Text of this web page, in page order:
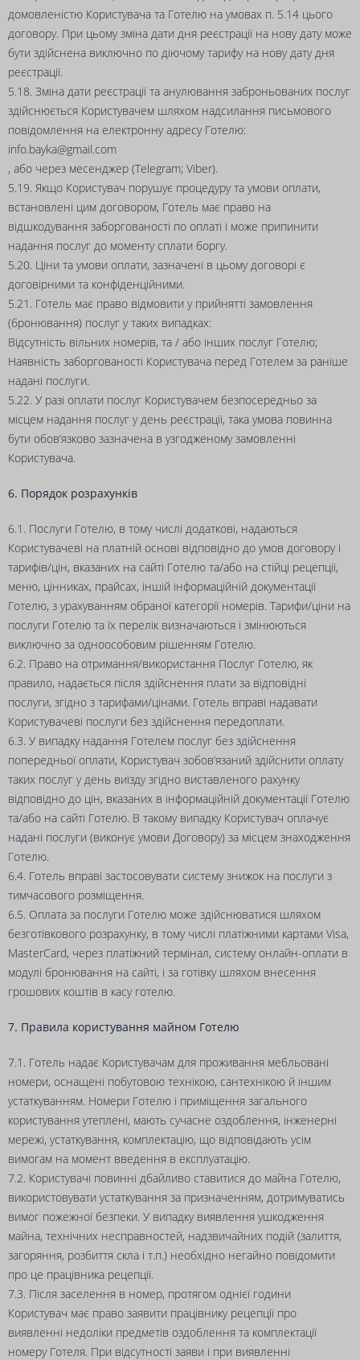
домовленістю Користувача та Готелю на умовах п. 5.14 цього
договору. При цьому зміна дати дня реєстрації на нову дату може
бути здійснена виключно по діючому тарифу на нову дату дня
реєстрації.
5.18. Зміна дати реєстрації та анулювання заброньованих послуг
здійснюється Користувачем шляхом надсилання письмового
повідомлення на електронну адресу Готелю:
info.bayka@gmail.com
, або через месенджер (Telegram; Viber).
5.19. Якщо Користувач порушує процедуру та умови оплати,
встановлені цим договором, Готель має право на
відшкодування заборгованості по оплаті і може припинити
надання послуг до моменту сплати боргу.
5.20. Ціни та умови оплати, зазначені в цьому договорі є
договірними та конфіденційними.
5.21. Готель має право відмовити у прийнятті замовлення
(бронювання) послуг у таких випадках:
Відсутність вільних номерів, та / або інших послуг Готелю;
Наявність заборгованості Користувача перед Готелем за раніше
надані послуги.
5.22. У разі оплати послуг Користувачем безпосередньо за
місцем надання послуг у день реєстрації, така умова повинна
бути обов’язково зазначена в узгодженому замовленні
Користувача.
6. Порядок розрахунків
6.1. Послуги Готелю, в тому числі додаткові, надаються
Користувачеві на платній основі відповідно до умов договору і
тарифів/цін, вказаних на сайті Готелю та/або на стійці рецепції,
меню, цінниках, прайсах, іншій інформаційній документації
Готелю, з урахуванням обраної категорії номерів. Тарифи/ціни на
послуги Готелю та їх перелік визначаються і змінюються
виключно за одноособовим рішенням Готелю.
6.2. Право на отримання/використання Послуг Готелю, як
правило, надається після здійснення плати за відповідні
послуги, згідно з тарифами/цінами. Готель вправі надавати
Користувачеві послуги без здійснення передоплати.
6.3. У випадку надання Готелем послуг без здійснення
попередньої оплати, Користувач зобов’язаний здійснити оплату
таких послуг у день виїзду згідно виставленого рахунку
відповідно до цін, вказаних в інформаційній документації Готелю
та/або на сайті Готелю. В такому випадку Користувач оплачує
надані послуги (виконує умови Договору) за місцем знаходження
Готелю.
6.4. Готель вправі застосовувати систему знижок на послуги з
тимчасового розміщення.
6.5. Оплата за послуги Готелю може здійснюватися шляхом
безготівкового розрахунку, в тому числі платіжними картами Visa,
MasterCard, через платіжний термінал, систему онлайн-оплати в
модулі бронювання на сайті, і за готівку шляхом внесення
грошових коштів в касу готелю.
7. Правила користування майном Готелю
7.1. Готель надає Користувачам для проживання мебльовані
номери, оснащені побутовою технікою, сантехнікою й іншим
устаткуванням. Номери Готелю і приміщення загального
користування утеплені, мають сучасне оздоблення, інженерні
мережі, устаткування, комплектацію, що відповідають усім
вимогам на момент введення в експлуатацію.
7.2. Користувачі повинні дбайливо ставитися до майна Готелю,
використовувати устаткування за призначенням, дотримуватись
вимог пожежної безпеки. У випадку виявлення ушкодження
майна, технічних несправностей, надзвичайних подій (залиття,
загоряння, розбиття скла і т.п.) необхідно негайно повідомити
про це працівника рецепції.
7.3. Після заселення в номер, протягом однієї години
Користувач має право заявити працівнику рецепції про
виявленні недоліки предметів оздоблення та комплектації
номеру Готеля. При відсутності заяви і при виявленні